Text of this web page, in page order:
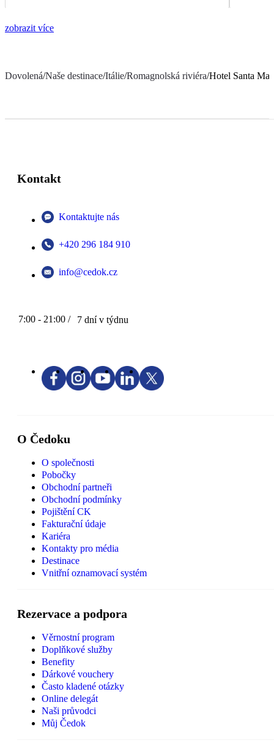
zobrazit více
Dovolená/Naše destinace/Itálie/Romagnolská riviéra/Hotel Santa
Kontakt
Kontaktujte nás
+420 296 184 910
info@cedok.cz
7:00 - 21:00 / 7 dní v týdnu
O Čedoku
O společnosti
Pobočky
Obchodní partneři
Obchodní podmínky
Pojištění CK
Fakturační údaje
Kariéra
Kontakty pro média
Destinace
Vnitřní oznamovací systém
Rezervace a podpora
Věrnostní program
Doplňkové služby
Benefity
Dárkové vouchery
Často kladené otázky
Online delegát
Naši průvodci
Můj Čedok